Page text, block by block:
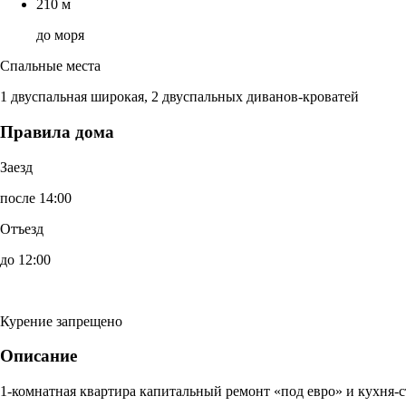
210 м
до моря
Спальные места
1 двуспальная широкая, 2 двуспальных диванов-кроватей
Правила дома
Заезд
после 14:00
Отъезд
до 12:00
Курение запрещено
Описание
1-комнатная квартира капитальный ремонт «под евро» и кухня-